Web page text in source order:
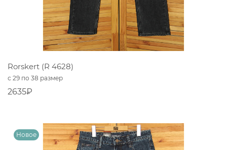
Rorskert (R 4628)
с 29 по 38 размер
2635₽